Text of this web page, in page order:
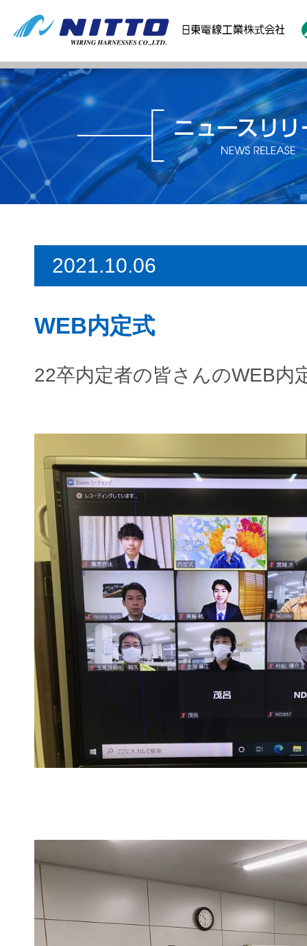
2021.10.06
WEB内定式
22卒内定者の皆さんのWEB内